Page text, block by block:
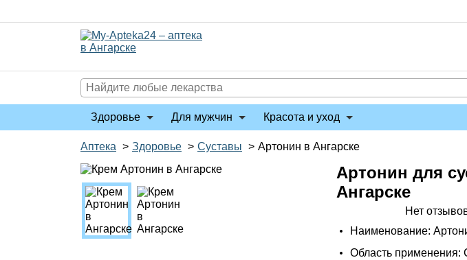
Здоровье Для мужчин Красота и уход
Аптека > Здоровье > Суставы > Артонин в Ангарске
Артонин для
Ангарске
Нет
Наименование:
Область применения: